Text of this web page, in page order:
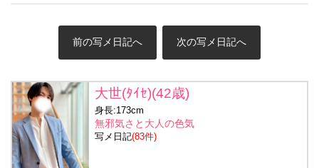
前の写メ日記へ 次の写メ日記へ
大世(ﾀｲｾ)(42歳)
身長:173cm
無邪気さと大人の色気
写メ日記(83件)